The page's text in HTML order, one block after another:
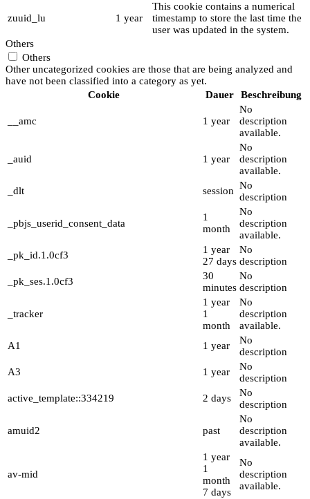
zuuid_lu 1 year
This cookie contains a numerical
timestamp to store the last time the
user was updated in the system.
Others
Others
Other uncategorized cookies are those that are being analyzed and
have not been classified into a category as yet.
Cookie
Dauer Beschreibung
__amc 1 year
No
description
available.
_auid 1 year
No
description
available.
_dlt
session No
description
_pbjs_userid_consent_data
1
month
No
description
available.
_pk_id.1.0cf3
1 year
27 days
No
description
_pk_ses.1.0cf3
30
minutes
No
description
_tracker
1 year
1
month
No
description
available.
A1
1 year
No
description
A3
1 year
No
description
active_template::334219
2 days
No
description
amuid2 past
No
description
available.
av-mid
1 year
1
month
7 days
No
description
available.